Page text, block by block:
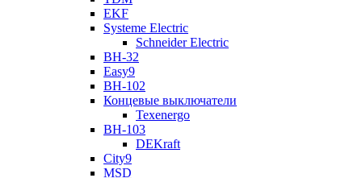
EKF
Systeme Electric
Schneider Electric
ВН-32
Easy9
ВН-102
Концевые выключатели
Texenergo
ВН-103
DEKraft
City9
MSD